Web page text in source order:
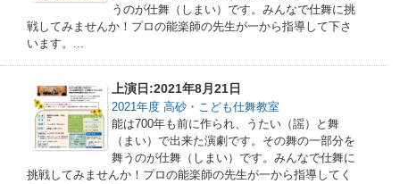
うのが仕舞（しまい）です。みんなで仕舞に挑
戦してみませんか！プロの能楽師の先生が一から指導して下さ
います。...
上演日:2021年8月21日
2021年度 高砂・こども仕舞教室
能は700年も前に作られ、うたい（謡）と舞
（まい）で出来た演劇です。その舞の一部分を
舞うのが仕舞（しまい）です。みんなで仕舞に
挑戦してみませんか！プロの能楽師の先生が一から指導してく